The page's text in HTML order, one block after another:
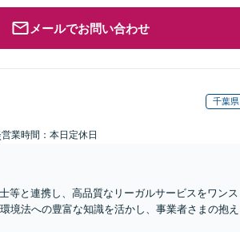
メールでお問い合わせ
千葉県
営業時間：本日定休日
等と連携し、高品質なリーガルサービスをワンス
境法への豊富な知識を活かし、事業者さまの抱え